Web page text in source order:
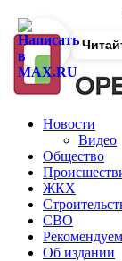
Новости
Видео
Общество
ЖКХ
СВО
Рекомендуем
Об издании